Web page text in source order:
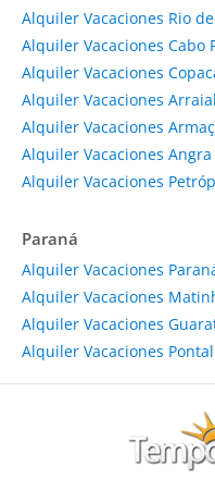
Alquiler Vacaciones Rio
Alquiler Vacaciones Cabo
Alquiler Vacaciones
Alquiler Vacaciones
Alquiler Vacaciones
Alquiler Vacaciones Angra
Alquiler Vacaciones
Paraná
Alquiler Vacaciones
Alquiler Vacaciones
Alquiler Vacaciones
Alquiler Vacaciones